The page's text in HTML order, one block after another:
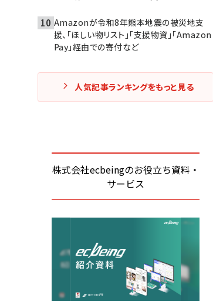
Amazonが令和8年熊本地震の被災地支
援、「ほしい物リスト」「支援物資」「Amazon
Pay」経由での寄付など
人気記事ランキングをもっと見る